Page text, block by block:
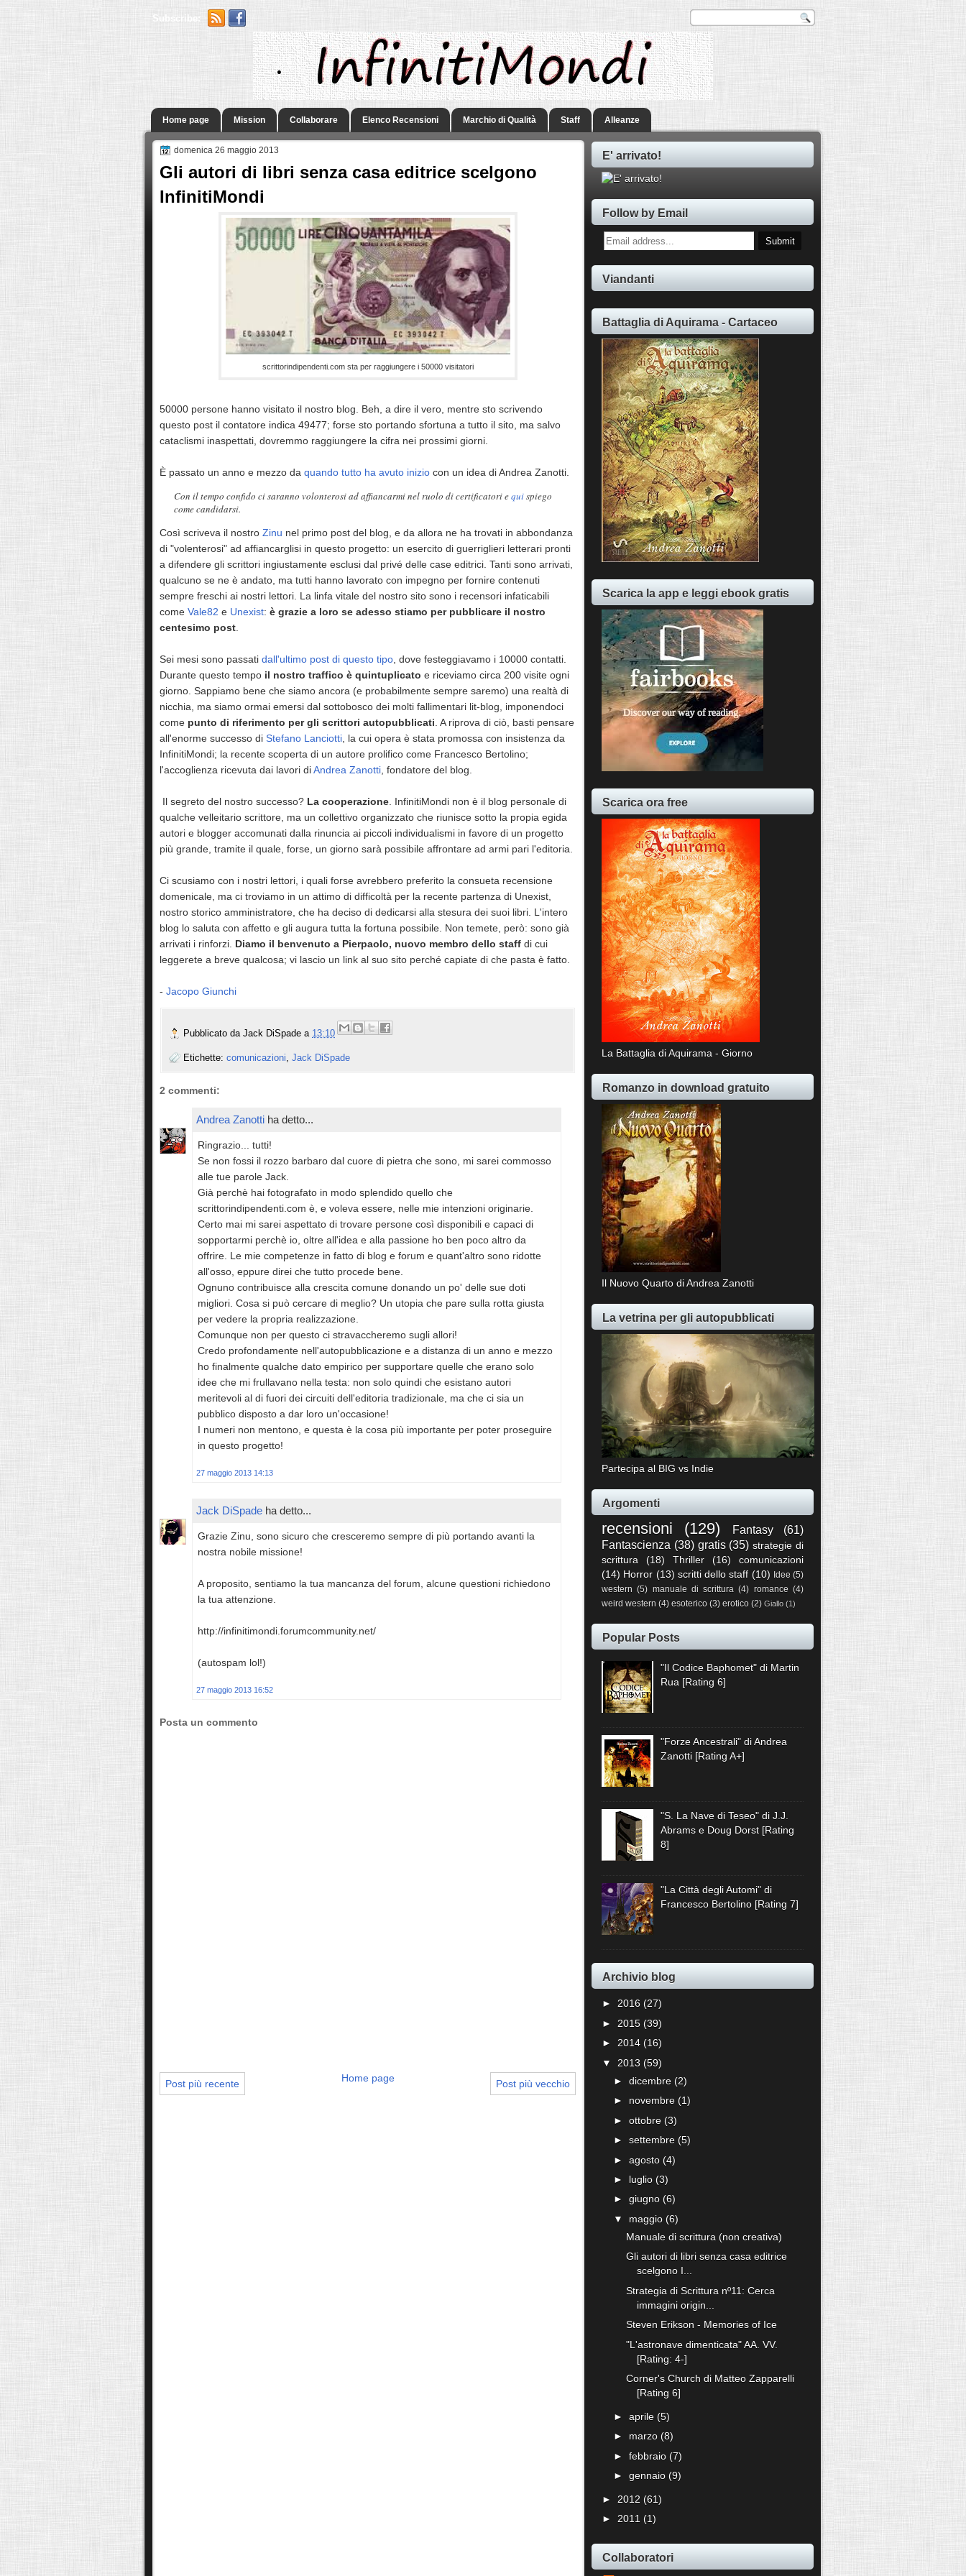
Subscribe:
.
Home page Mission Collaborare Elenco Recensioni Marchio di Qualità Staff Alleanze
domenica 26 maggio 2013
Gli autori di libri senza casa editrice scelgono
InfinitiMondi
scrittorindipendenti.com sta per raggiungere i 50000 visitatori
50000 persone hanno visitato il nostro blog. Beh, a dire il vero, mentre sto scrivendo
questo post il contatore indica 49477; forse sto portando sfortuna a tutto il sito, ma salvo
cataclismi inaspettati, dovremmo raggiungere la cifra nei prossimi giorni.
È passato un anno e mezzo da quando tutto ha avuto inizio con un idea di Andrea Zanotti.
Con il tempo confido ci saranno volonterosi ad affiancarmi nel ruolo di certificatori equispiego
come candidarsi.
Così scriveva il nostro Zinu nel primo post del blog, e da allora ne ha trovati in abbondanza
di "volenterosi" ad affiancarglisi in questo progetto: un esercito di guerriglieri letterari pronti
a difendere gli scrittori ingiustamente esclusi dal privé delle case editrici. Tanti sono arrivati,
qualcuno se ne è andato, ma tutti hanno lavorato con impegno per fornire contenuti
sempre freschi ai nostri lettori. La linfa vitale del nostro sito sono i recensori infaticabili
come Vale82 e Unexist: è grazie a loro se adesso stiamo per pubblicare il nostro
centesimo post.
Sei mesi sono passati dall'ultimo post di questo tipo, dove festeggiavamo i 10000 contatti.
Durante questo tempo il nostro traffico è quintuplicato e riceviamo circa 200 visite ogni
giorno. Sappiamo bene che siamo ancora (e probabilmente sempre saremo) una realtà di
nicchia, ma siamo ormai emersi dal sottobosco dei molti fallimentari lit-blog, imponendoci
come punto di riferimento per gli scrittori autopubblicati. A riprova di ciò, basti pensare
all'enorme successo di Stefano Lanciotti, la cui opera è stata promossa con insistenza da
InfinitiMondi; la recente scoperta di un autore prolifico come Francesco Bertolino;
l'accoglienza ricevuta dai lavori diAndrea Zanotti, fondatore del blog.
Il segreto del nostro successo? La cooperazione. InfinitiMondi non è il blog personale di
qualche velleitario scrittore, ma un collettivo organizzato che riunisce sotto la propia egida
autori e blogger accomunati dalla rinuncia ai piccoli individualismi in favore di un progetto
più grande, tramite il quale, forse, un giorno sarà possibile affrontare ad armi pari l'editoria.
Ci scusiamo con i nostri lettori, i quali forse avrebbero preferito la consueta recensione
domenicale, ma ci troviamo in un attimo di difficoltà per la recente partenza di Unexist,
nostro storico amministratore, che ha deciso di dedicarsi alla stesura dei suoi libri. L'intero
blog lo saluta con affetto e gli augura tutta la fortuna possibile. Non temete, però: sono già
arrivati i rinforzi. Diamo il benvenuto a Pierpaolo, nuovo membro dello staff di cui
leggerete a breve qualcosa; vi lascio un link al suo sito perché capiate di che pasta è fatto.
- Jacopo Giunchi
Pubblicato da Jack DiSpade a 13:10
Etichette: comunicazioni, Jack DiSpade
2 commenti:
Andrea Zanotti ha detto...
Ringrazio... tutti!
Se non fossi il rozzo barbaro dal cuore di pietra che sono, mi sarei commosso
alle tue parole Jack.
Già perchè hai fotografato in modo splendido quello che
scrittorindipendenti.com è, e voleva essere, nelle mie intenzioni originarie.
Certo mai mi sarei aspettato di trovare persone così disponibili e capaci di
sopportarmi perchè io, oltre all'idea e alla passione ho ben poco altro da
offrire. Le mie competenze in fatto di blog e forum e quant'altro sono ridotte
all'osso, eppure direi che tutto procede bene.
Ognuno contribuisce alla crescita comune donando un po' delle sue doti
migliori. Cosa si può cercare di meglio? Un utopia che pare sulla rotta giusta
per vedere la propria realizzazione.
Comunque non per questo ci stravaccheremo sugli allori!
Credo profondamente nell'autopubblicazione e a distanza di un anno e mezzo
ho finalmente qualche dato empirico per supportare quelle che erano solo
idee che mi frullavano nella testa: non solo quindi che esistano autori
meritevoli al di fuori dei circuiti dell'editoria tradizionale, ma che ci sia un
pubblico disposto a dar loro un'occasione!
I numeri non mentono, e questa è la cosa più importante per poter proseguire
in questo progetto!
27 maggio 2013 14:13
Jack DiSpade ha detto...
Grazie Zinu, sono sicuro che cresceremo sempre di più portando avanti la
nostra nobile missione!
A proposito, sentiamo la tua mancanza del forum, alcune questioni richiedono
la tua attenzione.
http://infinitimondi.forumcommunity.net/
(autospam lol!)
27 maggio 2013 16:52
Posta un commento
Post più recente Post più vecchio
Home page
E' arrivato!
Follow by Email
Viandanti
Battaglia di Aquirama - Cartaceo
Scarica la app e leggi ebook gratis
Scarica ora free
La Battaglia di Aquirama - Giorno
Romanzo in download gratuito
Il Nuovo Quarto di Andrea Zanotti
La vetrina per gli autopubblicati
Partecipa al BIG vs Indie
Argomenti
recensioni (129) Fantasy
(61)
Fantascienza (38) gratis (35) strategie di
scrittura
(18) Thriller (16)
comunicazioni
(14) Horror (13) scritti dello staff (10) Idee (5)
western (5) manuale di scrittura (4) romance (4)
weird western (4) esoterico (3) erotico (2) Giallo (1)
Popular Posts
"Il Codice Baphomet" di Martin
Rua [Rating 6]
"Forze Ancestrali" di Andrea
Zanotti [Rating A+]
"S. La Nave di Teseo" di J.J.
Abrams e Doug Dorst [Rating
8]
"La Città degli Automi" di
Francesco Bertolino [Rating 7]
Archivio blog
► 2016 (27)
► 2015 (39)
► 2014 (16)
▼ 2013 (59)
►dicembre(2)
► novembre(1)
►ottobre(3)
►settembre(5)
►agosto(4)
►
luglio(3)
►giugno(6)
▼ maggio(6)
Manuale di scrittura (non creativa)
Gli autori di libri senza casa editrice
scelgono I...
Strategia di Scrittura nº11: Cerca
immagini origin...
Steven Erikson - Memories of Ice
"L'astronave dimenticata" AA. VV.
[Rating: 4-]
Corner's Church di Matteo Zapparelli
[Rating 6]
►aprile(5)
► marzo(8)
►febbraio(7)
►gennaio(9)
► 2012 (61)
► 2011 (1)
Collaboratori